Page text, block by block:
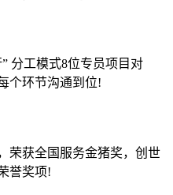
分工模式8位专员项目对
个环节沟通到位!
荣获全国服务金猪奖，创世
誉奖项!